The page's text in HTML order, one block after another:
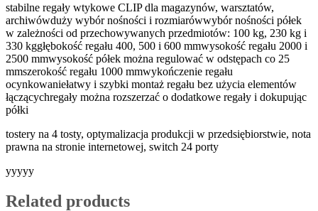
stabilne regały wtykowe CLIP dla magazynów, warsztatów,
archiwówduży wybór nośności i rozmiarówwybór nośności półek
w zależności od przechowywanych przedmiotów: 100 kg, 230 kg i
330 kggłębokość regału 400, 500 i 600 mmwysokość regału 2000 i
2500 mmwysokość półek można regulować w odstępach co 25
mmszerokość regału 1000 mmwykończenie regału
ocynkowaniełatwy i szybki montaż regału bez użycia elementów
łączącychregały można rozszerzać o dodatkowe regały i dokupując
półki
tostery na 4 tosty, optymalizacja produkcji w przedsiębiorstwie, nota
prawna na stronie internetowej, switch 24 porty
yyyyy
Related products